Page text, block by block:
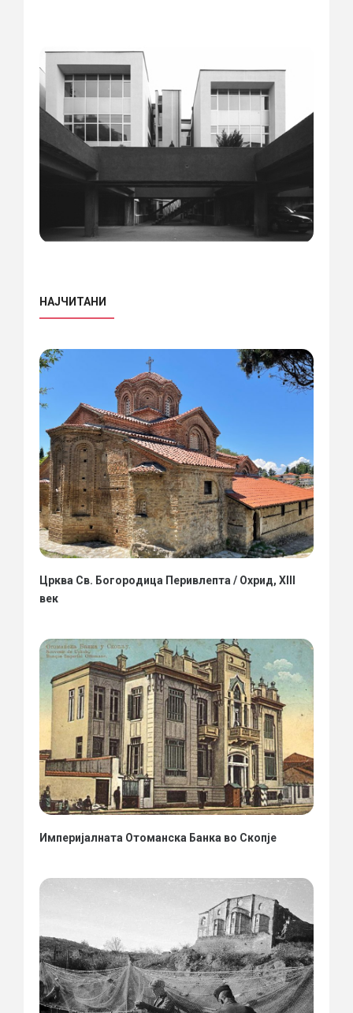
НАЈЧИТАНИ
Црква Св. Богородица Перивлепта / Охрид, XIII
век
Империјалната Отоманска Банка во Скопје